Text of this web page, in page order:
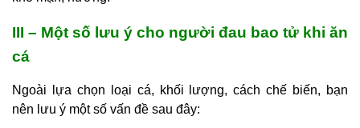
III – Một số lưu ý cho người đau bao tử khi ăn
cá
Ngoài lựa chọn loại cá, khối lượng, cách chế biến, bạn
nên lưu ý một số vấn đề sau đây: